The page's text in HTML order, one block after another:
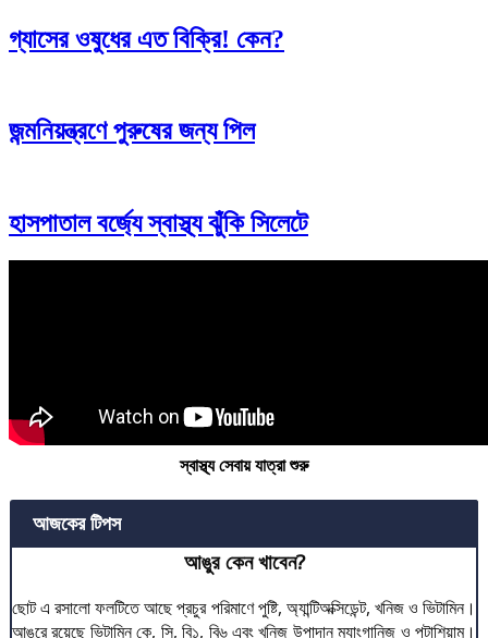
গ্যাসের ওষুধের এত বিক্রি! কেন?
জন্মনিয়ন্ত্রণে পুরুষের জন্য পিল
হাসপাতাল বর্জ্যে স্বাস্থ্য ঝুঁকি সিলেটে
স্বাস্থ্য সেবায় যাত্রা শুরু
আজকের টিপস
আঙুর কেন খাবেন?
ছোট এ রসালো ফলটিতে আছে প্রচুর পরিমাণে পুষ্টি, অ্যান্টিঅক্সিডেন্ট, খনিজ ও ভিটামিন।
আঙুরে রয়েছে ভিটামিন কে, সি, বি১, বি৬ এবং খনিজ উপাদান ম্যাংগানিজ ও পটাশিয়াম।